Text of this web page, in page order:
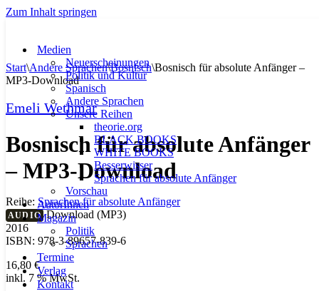
Zum Inhalt springen
Medien
Neuerscheinungen
Politik und Kultur
Spanisch
Andere Sprachen
Unsere Reihen
theorie.org
BLACK BOOKS
WHITE BOOKS
Besserwisser
Sprachen für absolute Anfänger
Vorschau
AutorInnen
Magazin
Politik
Sprachen
Termine
Verlag
Kontakt
Start\Andere Sprachen\Bosnisch\Bosnisch für absolute Anfänger –
MP3-Download
Emeli Wethmar
Bosnisch für absolute Anfänger
– MP3-Download
Reihe: Sprachen für absolute Anfänger
AUDIO Download (MP3)
2016
ISBN: 978-3-89657-839-6
16,80 €
inkl. 7 % MwSt.